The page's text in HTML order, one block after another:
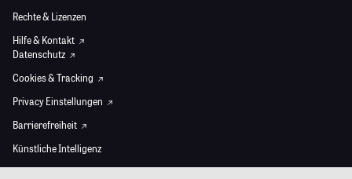
Rechte & Lizenzen
Hilfe & Kontakt
Datenschutz
Cookies & Tracking
Privacy Einstellungen
Barrierefreiheit
Künstliche Intelligenz